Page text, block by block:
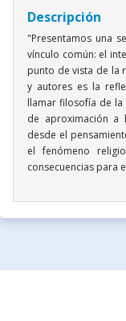
Descripción
"Presentamos una
vínculo común: el
punto de vista de la
y autores es la
llamar filosofía de
de aproximación
desde el
el fenómeno
consecuencias para